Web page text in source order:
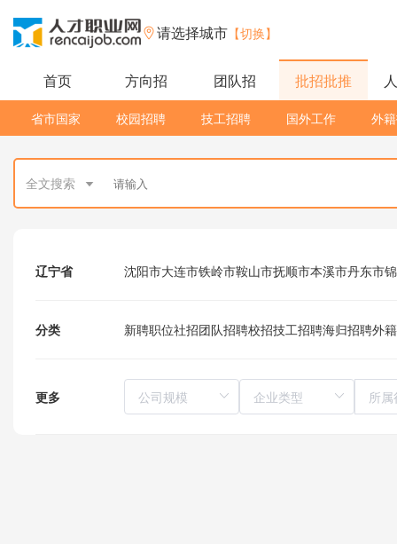
请选择城市 【切换】
首页 方向招 团队招 批招批推
省市国家 校园招聘 技工招聘 国外工作 外
全文搜索
辽宁省 沈阳市大连市铁岭市鞍山市抚顺市本溪市丹东市
分类 新聘职位社招团队招聘校招技工招聘海归招聘外
更多 所